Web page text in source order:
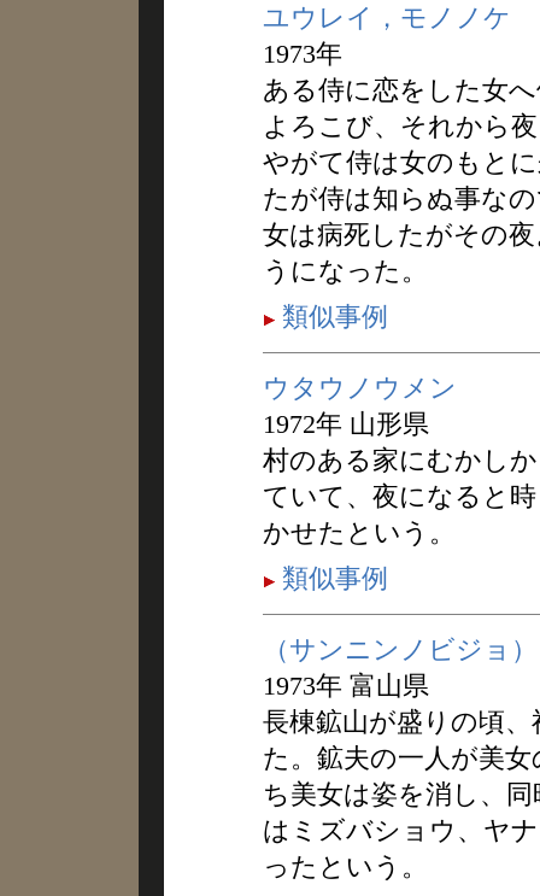
ユウレイ，モノノケ
1973年
ある侍に恋をした女
よろこび、それから
やがて侍は女のもと
たが侍は知らぬ事な
女は病死したがその
うになった。
類似事例
ウタウノウメン
1972年 山形県
村のある家にむかし
ていて、夜になると
かせたという。
類似事例
（サンニンノビジョ）
1973年 富山県
長棟鉱山が盛りの頃
た。鉱夫の一人が美
ち美女は姿を消し、
はミズバショウ、ヤ
ったという。